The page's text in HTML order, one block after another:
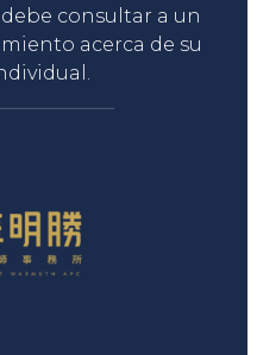
consultar a un
acerca de su